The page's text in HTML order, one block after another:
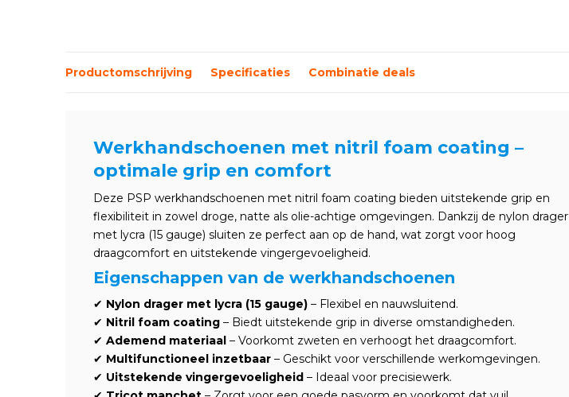
Productomschrijving Specificaties Combinatie deals
Werkhandschoenen met nitril foam coating –
optimale grip en comfort
Deze PSP werkhandschoenen met nitril foam coating bieden uitstekende grip en
flexibiliteit in zowel droge, natte als olie-achtige omgevingen. Dankzij de nylon drager
met lycra (15 gauge) sluiten ze perfect aan op de hand, wat zorgt voor hoog
draagcomfort en uitstekende vingergevoeligheid.
Eigenschappen van de werkhandschoenen
✔ Nylon drager met lycra (15 gauge) – Flexibel en nauwsluitend.
✔ Nitril foam coating – Biedt uitstekende grip in diverse omstandigheden.
✔ Ademend materiaal – Voorkomt zweten en verhoogt het draagcomfort.
✔ Multifunctioneel inzetbaar – Geschikt voor verschillende werkomgevingen.
✔ Uitstekende vingergevoeligheid – Ideaal voor precisiewerk.